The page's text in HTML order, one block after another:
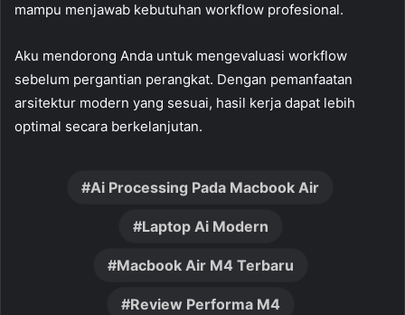
mampu menjawab kebutuhan workflow profesional.
Aku mendorong Anda untuk mengevaluasi workflow
sebelum pergantian perangkat. Dengan pemanfaatan
arsitektur modern yang sesuai, hasil kerja dapat lebih
optimal secara berkelanjutan.
Ai Processing Pada Macbook Air
Laptop Ai Modern
Macbook Air M4 Terbaru
Review Performa M4